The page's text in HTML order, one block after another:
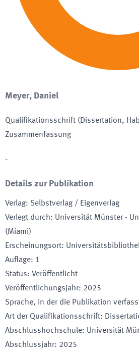
Meyer, Daniel
Qualifikationsschrift (Dissertation,
Zusammenfassung
-
Details zur Publikation
Verlag: Selbstverlag / Eigenverlag
Verlegt durch: Universität Münster -
(Miami)
Erscheinungsort:
Auflage: 1
Status: Veröffentlicht
Veröffentlichungsjahr: 2025
Sprache, in der die Publikation
Art der Qualifikationsschrift:
Abschlusshochschule: Universität
Abschlussjahr: 2025